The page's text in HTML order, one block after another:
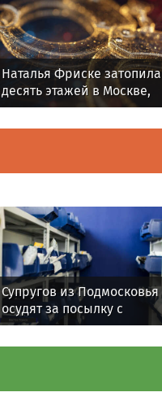
Наталья Фриске затопила
десять этажей в Москве,
соседи подали в суд
Супругов из Подмосковья
осудят за посылку с
сюрпризом в Томск